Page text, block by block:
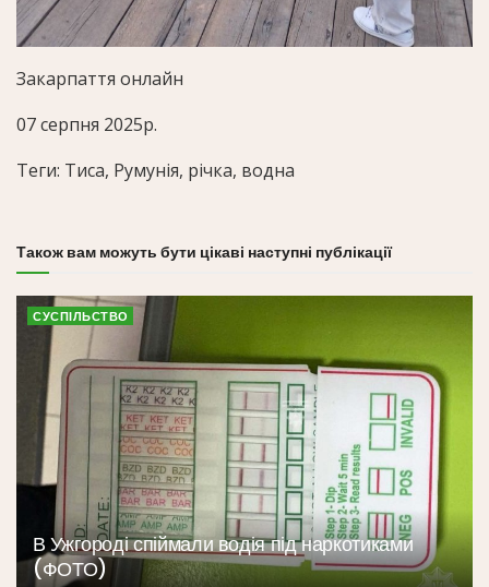
Закарпаття онлайн
07 серпня 2025р.
Теги: Тиса, Румунія, річка, водна
Також вам можуть бути цікаві наступні публікації
СУСПІЛЬСТВО
В Ужгороді спіймали водія під наркотиками
(ФОТО)